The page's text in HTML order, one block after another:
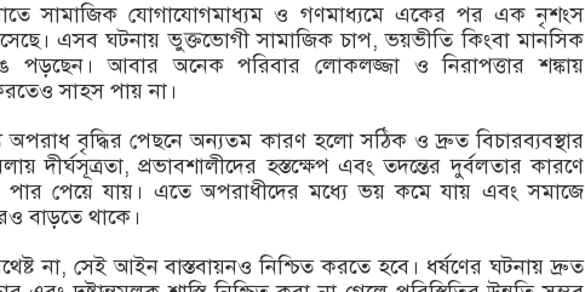
সামাজিক যোগাযোগমাধ্যম ও গণমাধ্যমে একের পর এক নৃশংস
এসব ঘটনায় ভুক্তভোগী সামাজিক চাপ, ভয়ভীতি কিংবা মানসিক
পড়ছেন। আবার অনেক পরিবার লোকলজ্জা ও নিরাপত্তার শঙ্কায়
সাহস পায় না।
বৃদ্ধির পেছনে অন্যতম কারণ হলো সঠিক ও দ্রুত বিচারব্যবস্থার
দীর্ঘসূত্রতা, প্রভাবশালীদের হস্তক্ষেপ এবং তদন্তের দুর্বলতার কারণে
পার পেয়ে যায়। এতে অপরাধীদের মধ্যে ভয় কমে যায় এবং সমাজে
বাড়তে থাকে।
না, সেই আইন বাস্তবায়নও নিশ্চিত করতে হবে। ধর্ষণের ঘটনায় দ্রুত